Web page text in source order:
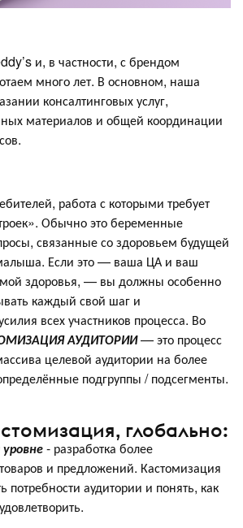
и, в частности, с брендом
много лет. В основном, наша
консалтинговых услуг,
материалов и общей координации
работа с которыми требует
Обычно это беременные
связанные со здоровьем будущей
Если это — ваша ЦА и ваш
здоровья, — вы должны особенно
каждый свой шаг и
всех участников процесса. Во
АУДИТОРИИ— это процесс
целевой аудитории на более
подгруппы / подсегменты.
глобально:
- разработка более
и предложений. Кастомизация
потребности аудитории и понять, как